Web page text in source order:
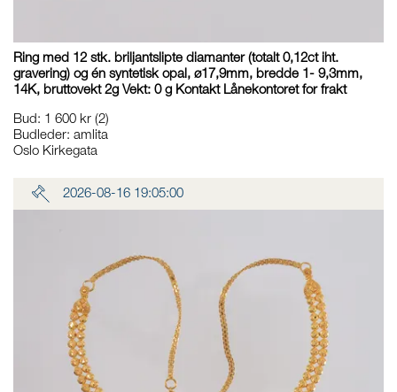
Ring med 12 stk. briljantslipte diamanter (totalt 0,12ct iht.
gravering) og én syntetisk opal, ø17,9mm, bredde 1- 9,3mm,
14K, bruttovekt 2g Vekt: 0 g Kontakt Lånekontoret for frakt
Bud: 1 600 kr (2)
Budleder: amlita
Oslo Kirkegata
2026-08-16 19:05:00